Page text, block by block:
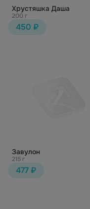
Хрустяшка Даша
200 г
450 ₽
Завулон
215 г
477 ₽